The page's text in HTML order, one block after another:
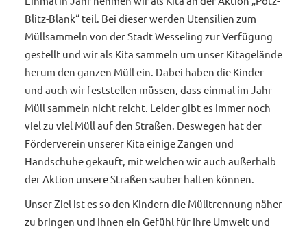
Blitz-Blank“ teil. Bei dieser werden Utensilien zum
Müllsammeln von der Stadt Wesseling zur Verfügung
gestellt und wir als Kita sammeln um unser Kitagelände
herum den ganzen Müll ein. Dabei haben die Kinder
und auch wir feststellen müssen, dass einmal im Jahr
Müll sammeln nicht reicht. Leider gibt es immer noch
viel zu viel Müll auf den Straßen. Deswegen hat der
Förderverein unserer Kita einige Zangen und
Handschuhe gekauft, mit welchen wir auch außerhalb
der Aktion unsere Straßen sauber halten können.
Unser Ziel ist es so den Kindern die Mülltrennung näher
zu bringen und ihnen ein Gefühl für Ihre Umwelt und